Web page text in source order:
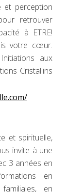
et perception
retrouver
à ETRE!
votre cœur.
aux
Cristallins
et spirituelle,
invite à une
3 années en
en
en